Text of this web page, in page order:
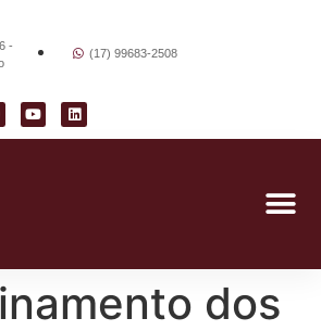
-
(17) 99683-2508
dos